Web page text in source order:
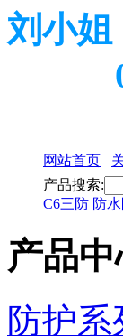
刘小姐
网站首页
产品搜索:
C6三防 防
产品
防护系